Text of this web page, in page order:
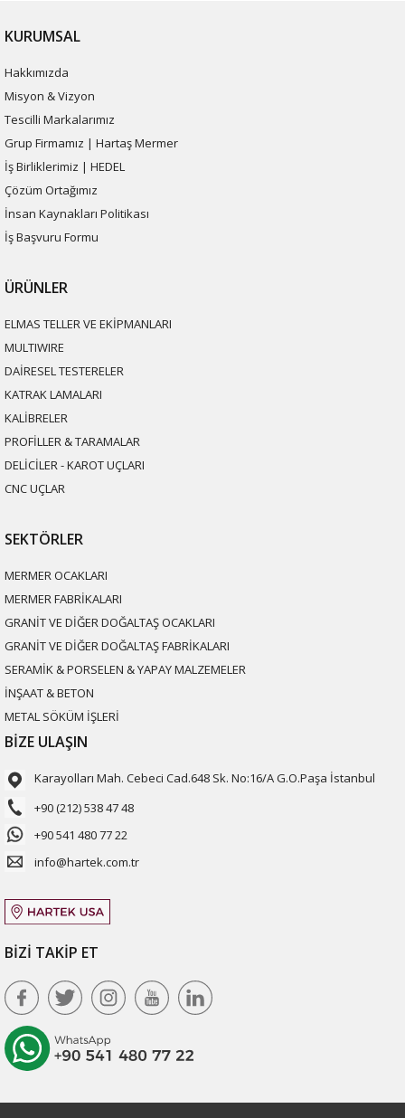
KURUMSAL
Hakkımızda
Misyon & Vizyon
Tescilli Markalarımız
Grup Firmamız | Hartaş Mermer
İş Birliklerimiz | HEDEL
Çözüm Ortağımız
İnsan Kaynakları Politikası
İş Başvuru Formu
ÜRÜNLER
ELMAS TELLER VE EKİPMANLARI
MULTIWIRE
DAİRESEL TESTERELER
KATRAK LAMALARI
KALİBRELER
PROFİLLER & TARAMALAR
DELİCİLER - KAROT UÇLARI
CNC UÇLAR
SEKTÖRLER
MERMER OCAKLARI
MERMER FABRİKALARI
GRANİT VE DİĞER DOĞALTAŞ OCAKLARI
GRANİT VE DİĞER DOĞALTAŞ FABRİKALARI
SERAMİK & PORSELEN & YAPAY MALZEMELER
İNŞAAT & BETON
METAL SÖKÜM İŞLERİ
BİZE ULAŞIN
Karayolları Mah. Cebeci Cad.648 Sk. No:16/A G.O.Paşa İstanbul
+90 (212) 538 47 48
+90 541 480 77 22
info@hartek.com.tr
BİZİ TAKİP ET